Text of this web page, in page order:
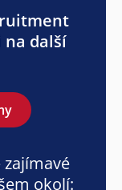
na další
okolí: